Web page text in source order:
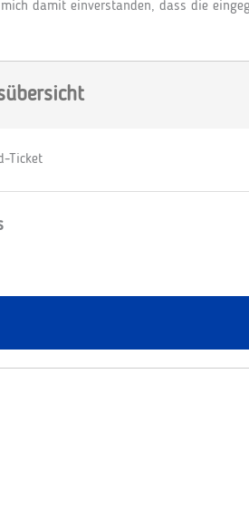
damit einverstanden, dass die
Ticket